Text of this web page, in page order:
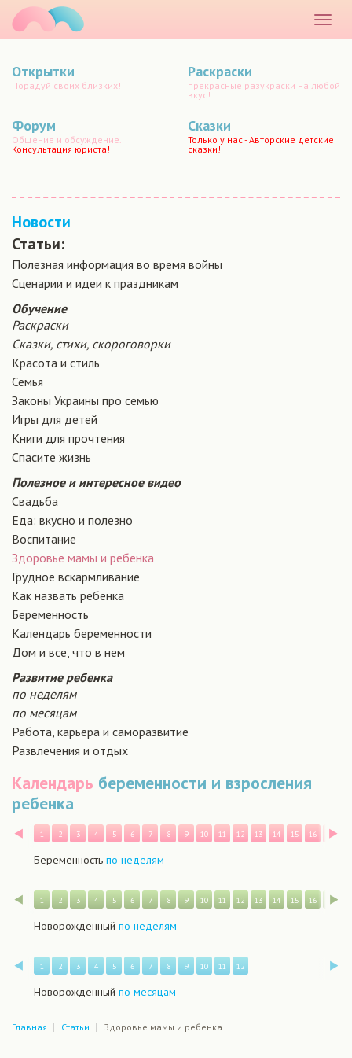
меню
Открытки
Порадуй своих близких!
Раскраски
прекрасные разукраски на любой
вкус!
Форум
Общение и обсуждение.
Консультация юриста!
Сказки
Только у нас - Авторские детские
сказки!
Новости
Статьи:
Полезная информация во время войны
Сценарии и идеи к праздникам
Обучение
Раскраски
Сказки, стихи, скороговорки
Красота и стиль
Семья
Законы Украины про семью
Игры для детей
Книги для прочтения
Спасите жизнь
Полезное и интересное видео
Свадьба
Еда: вкусно и полезно
Воспитание
Здоровье мамы и ребенка
Грудное вскармливание
Как назвать ребенка
Беременность
Календарь беременности
Дом и все, что в нем
Развитие ребенка
по неделям
по месяцам
Работа, карьера и саморазвитие
Развлечения и отдых
Календарь беременности и взросления
ребенка
Назад
1 2 3 4 5 6 7 8 9 10 11 12 13 14 15 16 17
Беременность по неделям
Назад
1 2 3 4 5 6 7 8 9 10 11 12 13 14 15 16 17
Новорожденный по неделям
Назад
1 2 3 4 5 6 7 8 9 10 11 12
Новорожденный по месяцам
Главная Статьи Здоровье мамы и ребенка